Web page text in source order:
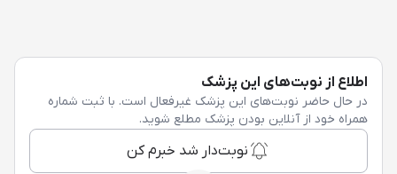
اطلاع از نوبت‌های این پزشک
در حال حاضر نوبت‌های این پزشک غیرفعال است. با ثبت شماره
همراه خود از آنلاین بودن پزشک مطلع شوید.
نوبت‌دار شد خبرم کن